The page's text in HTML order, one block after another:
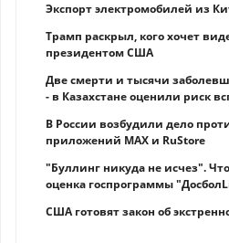
Экспорт электромобилей из
Трамп раскрыл, кого хочет
президентом США
Две смерти и тысячи
- в Казахстане оценили риск
В России возбудили дело
приложений MAX и RuStore
"Буллинг никуда не исчез".
оценка госпрограммы
США готовят закон об